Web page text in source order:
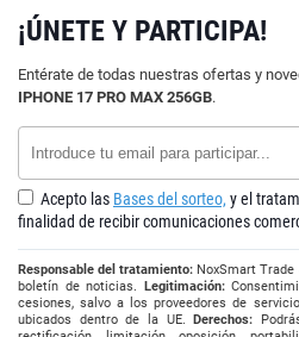
¡ÚNETE Y PARTICIPA!
Entérate de todas nuestras ofertas y
IPHONE 17 PRO MAX 256GB.
Acepto las Bases del sorteo, y el
finalidad de recibir comunicaciones
Responsable del tratamiento: NoxSmart Trade
boletín de noticias. Legitimación:
cesiones, salvo a los proveedores de
ubicados dentro de la UE.Derechos: